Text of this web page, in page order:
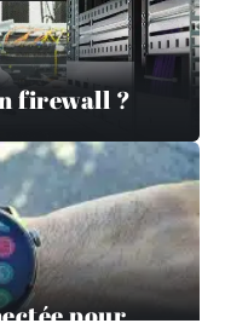
firewall ?
pour